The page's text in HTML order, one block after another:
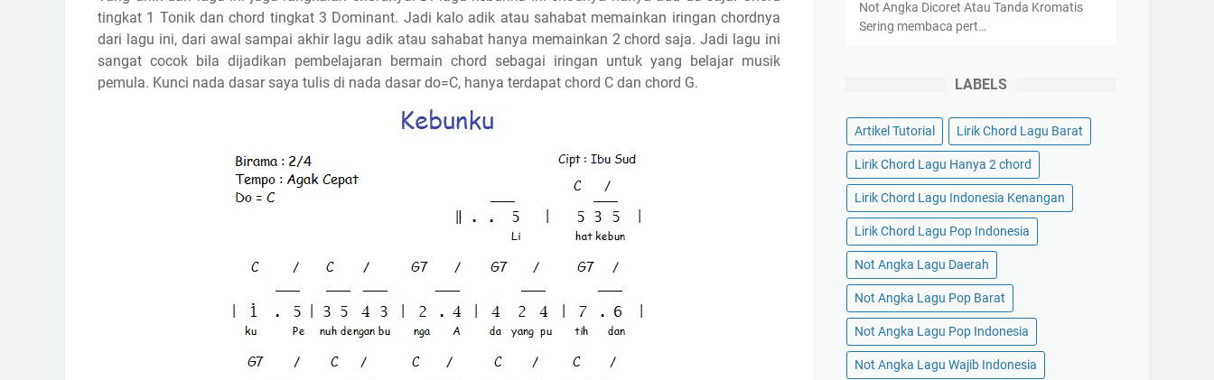
tingkat 1 Tonik dan chord tingkat 3 Dominant. Jadi kalo adik atau sahabat memainkan iringan chordnya
dari lagu ini, dari awal sampai akhir lagu adik atau sahabat hanya memainkan 2 chord saja. Jadi lagu ini
sangat cocok bila dijadikan pembelajaran bermain chord sebagai iringan untuk yang belajar musik
pemula. Kunci nada dasar saya tulis di nada dasar do=C, hanya terdapat chord C dan chord G.
Not Angka Dicoret Atau Tanda Kromatis
Sering membaca pert…
LABELS
Artikel Tutorial Lirik Chord Lagu Barat
Lirik Chord Lagu Hanya 2 chord
Lirik Chord Lagu Indonesia Kenangan
Lirik Chord Lagu Pop Indonesia
Not Angka Lagu Daerah
Not Angka Lagu Pop Barat
Not Angka Lagu Pop Indonesia
Not Angka Lagu Wajib Indonesia